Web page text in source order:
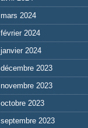
mars 2024
février 2024
janvier 2024
décembre 2023
novembre 2023
octobre 2023
septembre 2023